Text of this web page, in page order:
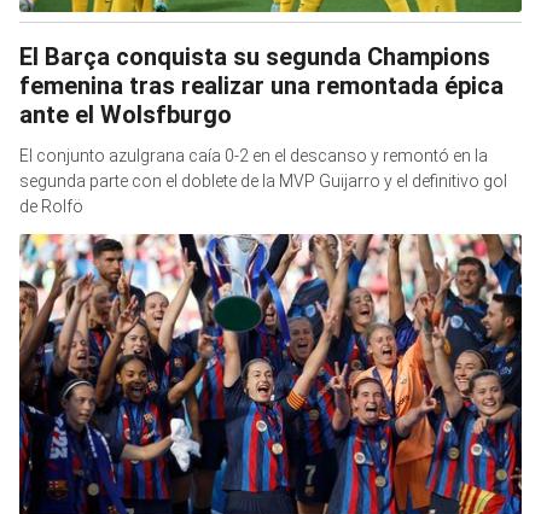
El Barça conquista su segunda Champions
femenina tras realizar una remontada épica
ante el Wolsfburgo
El conjunto azulgrana caía 0-2 en el descanso y remontó en la
segunda parte con el doblete de la MVP Guijarro y el definitivo gol
de Rolfö